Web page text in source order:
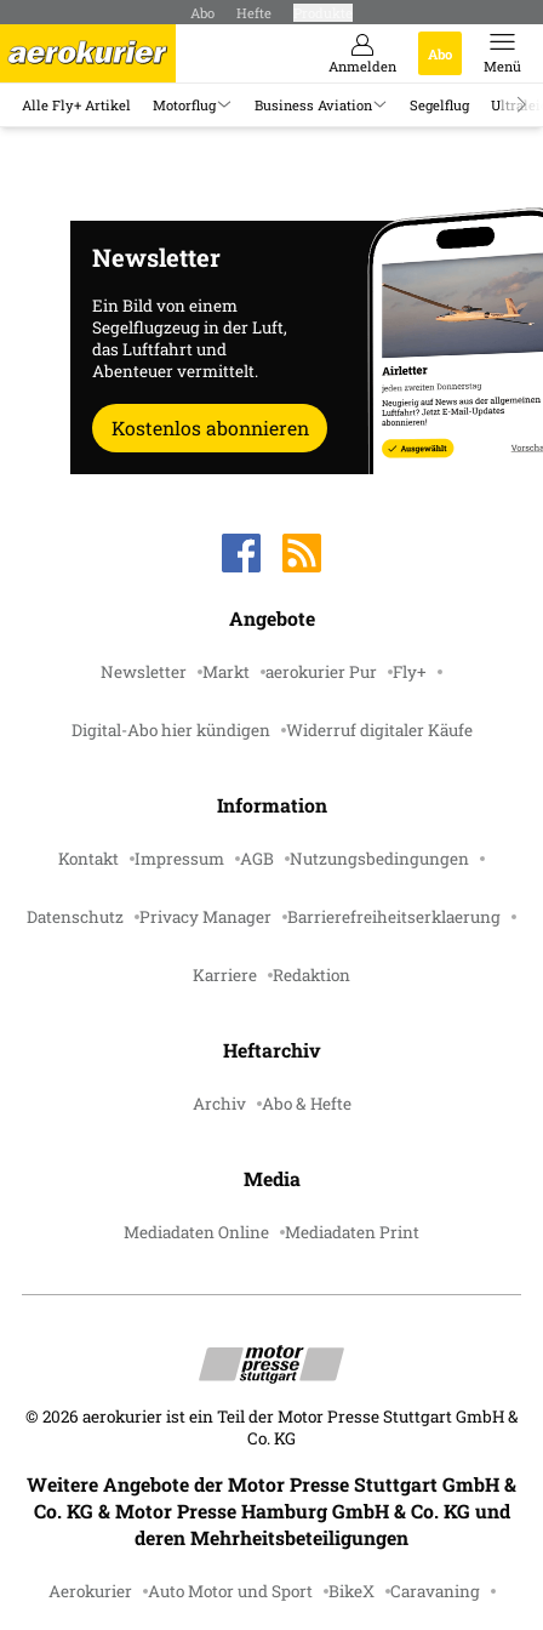
Abo Hefte
Anmelden
Abo
Menü
Alle Fly+ Artikel Motorflug Business Aviation Segelflug
Newsletter
Ein Bild von einem
Segelflugzeug in der Luft,
das Luftfahrt und
Abenteuer vermittelt.
Kostenlos abonnieren
Angebote
Newsletter Markt aerokurier Pur Fly+
Digital-Abo hier kündigen Widerruf digitaler Käufe
Information
Kontakt Impressum AGB Nutzungsbedingungen
Datenschutz Privacy Manager Barrierefreiheitserklaerung
Karriere Redaktion
Heftarchiv
Archiv Abo & Hefte
Media
Mediadaten Online Mediadaten Print
© 2026 aerokurier ist ein Teil der Motor Presse Stuttgart GmbH &
Co. KG
Weitere Angebote der Motor Presse Stuttgart GmbH &
Co. KG & Motor Presse Hamburg GmbH & Co. KG und
deren Mehrheitsbeteiligungen
Aerokurier Auto Motor und Sport BikeX Caravaning